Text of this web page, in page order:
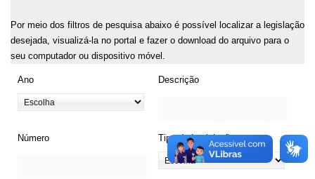
Por meio dos filtros de pesquisa abaixo é possível localizar a legislação
desejada, visualizá-la no portal e fazer o download do arquivo para o
seu computador ou dispositivo móvel.
Ano Descrição
Número Tipo de Legislação